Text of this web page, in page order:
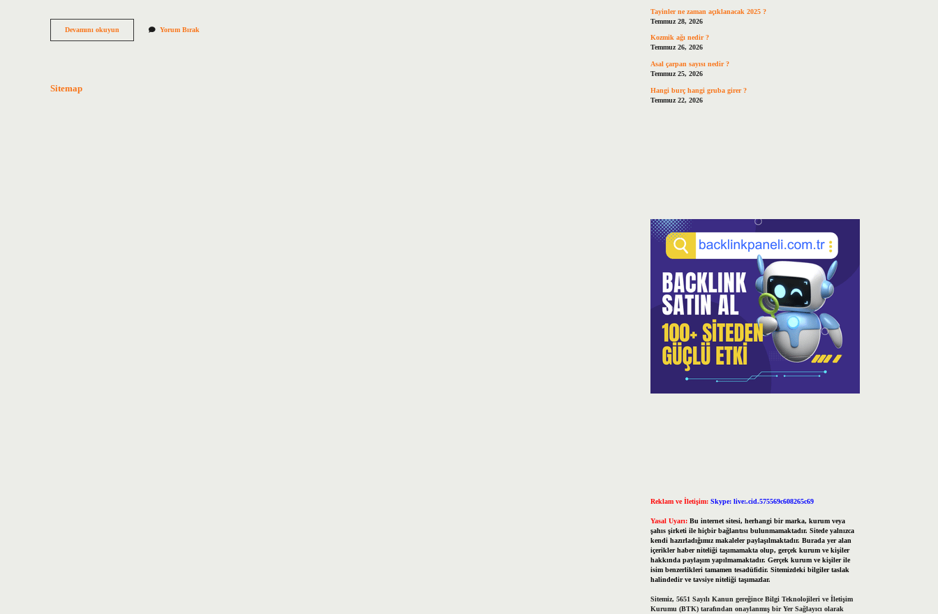
Devamını okuyun
Kumralı
Yorum Bırak
Sitemap
Tayinler ne zaman açıklanacak 2025 ?
Temmuz 28, 2026
Kozmik ağı nedir ?
Temmuz 26, 2026
Asal çarpan sayısı nedir ?
Temmuz 25, 2026
Hangi burç hangi gruba girer ?
Temmuz 22, 2026
Reklam ve İletişim: Skype: live:.cid.575569c608265c69
Yasal Uyarı: Bu internet sitesi, herhangi bir marka, kurum veya
şahıs şirketi ile hiçbir bağlantısı bulunmamaktadır. Sitede yalnızca
kendi hazırladığımız makaleler paylaşılmaktadır. Burada yer alan
içerikler haber niteliği taşımamakta olup, gerçek kurum ve kişiler
hakkında paylaşım yapılmamaktadır. Gerçek kurum ve kişiler ile
isim benzerlikleri tamamen tesadüfidir. Sitemizdeki bilgiler taslak
halindedir ve tavsiye niteliği taşımazlar.
Sitemiz, 5651 Sayılı Kanun gereğince Bilgi Teknolojileri ve İletişim
Kurumu (BTK) tarafından onaylanmış bir Yer Sağlayıcı olarak